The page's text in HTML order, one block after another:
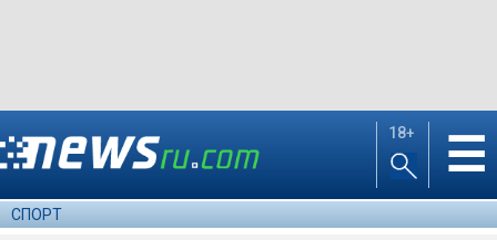
18+ ☰
СПОРТ